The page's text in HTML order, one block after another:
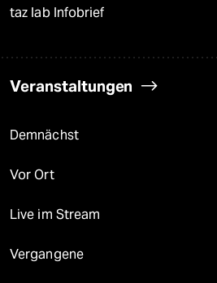
taz lab Infobrief
Veranstaltungen
Demnächst
Vor Ort
Live im Stream
Vergangene